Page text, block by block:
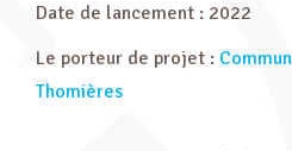
Date de lancement : 2022
Le porteur de projet :
Thomières